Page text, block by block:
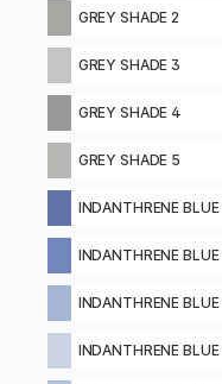
GREY SHADE 2
GREY SHADE 3
GREY SHADE 4
GREY SHADE 5
INDANTHRENE BLUE
INDANTHRENE BLUE
INDANTHRENE
INDANTHRENE